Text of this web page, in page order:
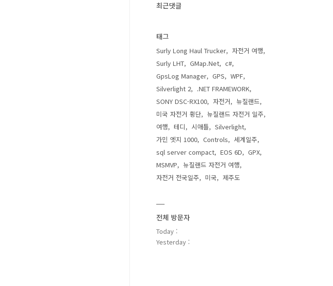
최근댓글
태그
Surly Long Haul Trucker
자전거 여행
Surly LHT
GMap.Net
c#
GpsLog Manager
GPS
WPF
Silverlight 2
.NET FRAMEWORK
SONY DSC-RX100
자전거
뉴질랜드
미국 자전거 횡단
뉴질랜드 자전거 일주
여행
테디 시애틀
Silverlight
가민 엣지 1000
Controls
세계일주
sql server compact
EOS 6D
GPX
MSMVP
뉴질랜드 자전거 여행
자전거 전국일주
미국 제주도
전체 방문자
Today :
Yesterday :